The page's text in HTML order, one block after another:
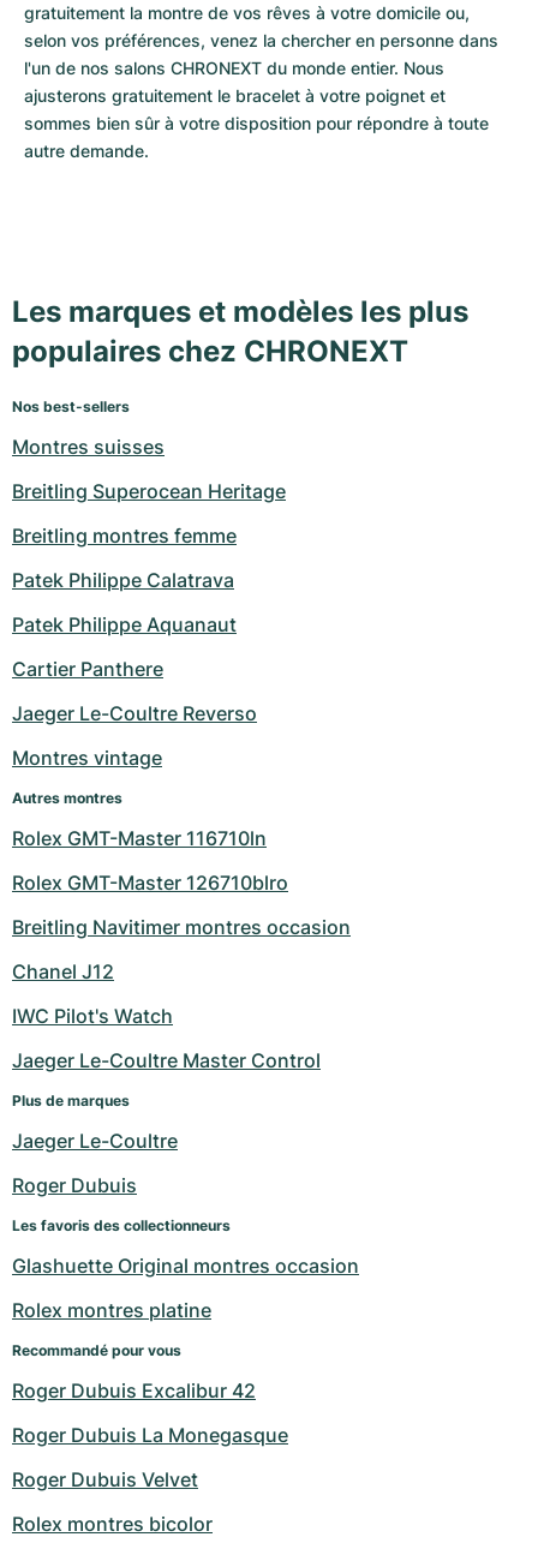
gratuitement la montre de vos rêves à votre domicile ou,
selon vos préférences, venez la chercher en personne dans
l'un de nos salons CHRONEXT du monde entier. Nous
ajusterons gratuitement le bracelet à votre poignet et
sommes bien sûr à votre disposition pour répondre à toute
autre demande.
Les marques et modèles les plus
populaires chez CHRONEXT
Nos best-sellers
Montres suisses
Breitling Superocean Heritage
Breitling montres femme
Patek Philippe Calatrava
Patek Philippe Aquanaut
Cartier Panthere
Jaeger Le-Coultre Reverso
Montres vintage
Autres montres
Rolex GMT-Master 116710ln
Rolex GMT-Master 126710blro
Breitling Navitimer montres occasion
Chanel J12
IWC Pilot's Watch
Jaeger Le-Coultre Master Control
Plus de marques
Jaeger Le-Coultre
Roger Dubuis
Les favoris des collectionneurs
Glashuette Original montres occasion
Rolex montres platine
Recommandé pour vous
Roger Dubuis Excalibur 42
Roger Dubuis La Monegasque
Roger Dubuis Velvet
Rolex montres bicolor